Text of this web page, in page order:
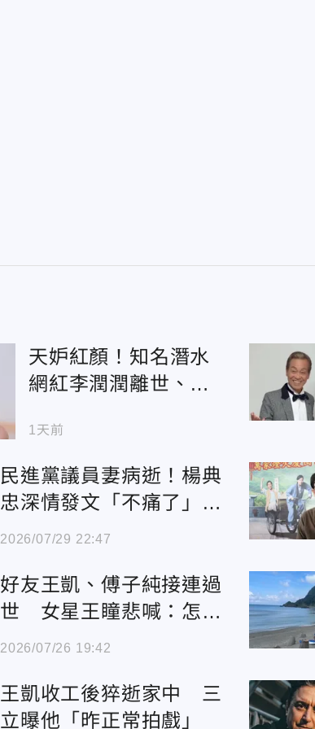
天妒紅顏！知名潛水
網紅李潤潤離世、母
1天前
民進黨議員妻病逝！楊典
忠深情發文「不痛了」不
分藍綠致哀
2026/07/29 22:47
好友王凱、傅子純接連過
世 女星王瞳悲喊：怎麼
這樣！
2026/07/26 19:42
王凱收工後猝逝家中 三
立曝他「昨正常拍戲」